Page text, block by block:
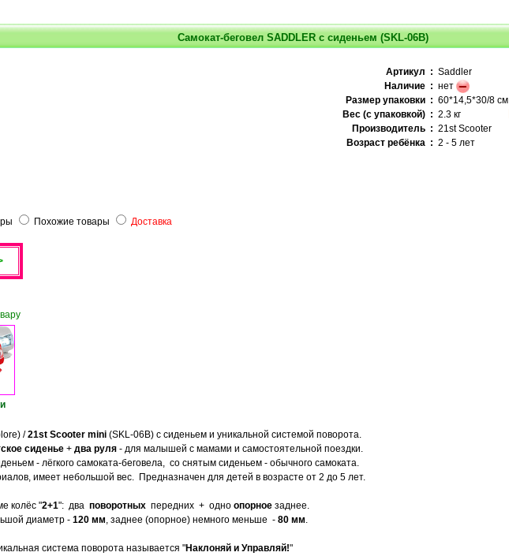
Самокат-беговел SADDLER с сиденьем (SKL-06B)
Артикул : Saddler
Наличие : нет
Размер упаковки : 60*14,5*30/8 см
Вес (с упаковкой) : 2.3 кг
Производитель : 21st Scooter
Возраст ребёнка : 2 - 5 лет
Похожие товары Доставка
/21st Scooter mini (SKL-06B) с сиденьем и уникальной системой поворота.
сиденье + два руля - для малышей с мамами и самостоятельной поездки.
- лёгкого самоката-беговела, со снятым сиденьем - обычного самоката.
имеет небольшой вес. Предназначен для детей в возрасте от 2 до 5 лет.
колёс "2+1": два поворотных передних + одно опорное заднее.
диаметр - 120 мм, заднее (опорное) немного меньше - 80 мм.
система поворота называется "Наклоняй и Управляй!"